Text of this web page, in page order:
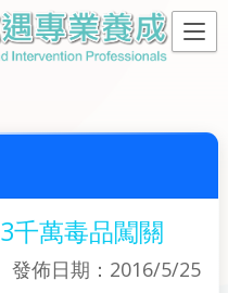
千萬毒品闖關
發佈日期：2016/5/25